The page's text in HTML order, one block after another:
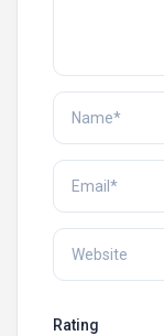
Rating